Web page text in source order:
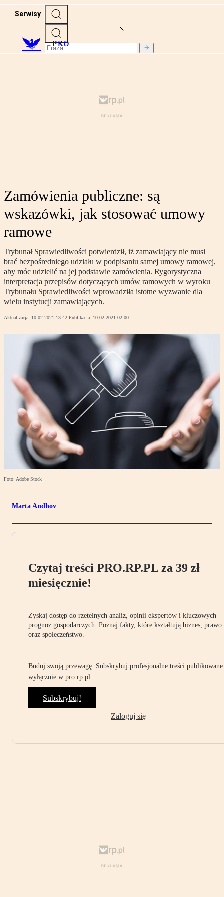
Serwisy
PRO
Zamówienia publiczne: są
wskazówki, jak stosować umowy
ramowe
Trybunał Sprawiedliwości potwierdził, iż zamawiający nie musi
brać bezpośredniego udziału w podpisaniu samej umowy ramowej,
aby móc udzielić na jej podstawie zamówienia. Rygorystyczna
interpretacja przepisów dotyczących umów ramowych w wyroku
Trybunału Sprawiedliwości wprowadziła istotne wyzwanie dla
wielu instytucji zamawiających.
Aktualizacja: 10.02.2021 13:42 Publikacja: 10.02.2021 02:00
Foto: Adobe Stock
Marta Andhov
Czytaj treści PRO.RP.PL za 39 zł
miesięcznie!
Zyskaj dostęp do rzetelnych analiz, opinii ekspertów i kluczowych
prognoz gospodarczych. Poznaj fakty, które kształtują biznes, prawo
oraz społeczeństwo.
Buduj swoją przewagę. Subskrybuj profesjonalne treści publikowane
wyłącznie w pro.rp.pl.
Subskrybuj!
Zaloguj się